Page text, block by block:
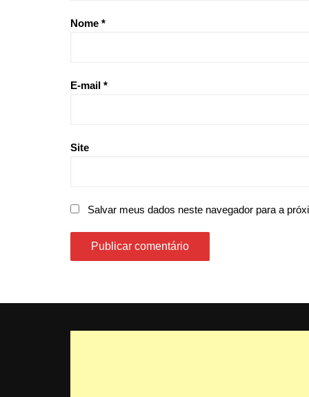
Nome *
E-mail *
Site
Salvar meus dados neste navegador para a